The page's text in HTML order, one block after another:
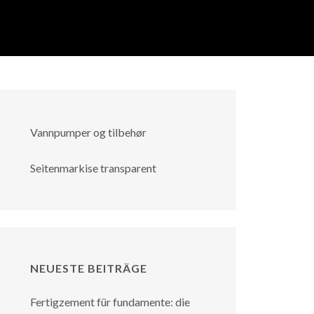
Vannpumper og tilbehør
Seitenmarkise transparent
NEUESTE BEITRÄGE
Fertigzement für fundamente: die